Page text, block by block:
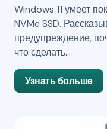
Windows 11 умеет
NVMe SSD.
предупреждение,
что сделать…
Узнать больше